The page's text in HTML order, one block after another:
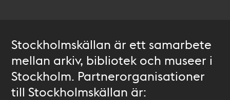
Stockholmskällan är ett samarbete
mellan arkiv, bibliotek och museer i
Stockholm. Partnerorganisationer
till Stockholmskällan är: